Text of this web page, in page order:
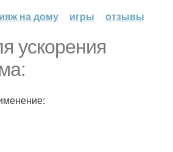
на дому
игры отзывы
ускорения